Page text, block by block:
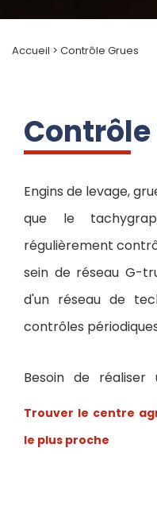
Accueil > Contrôle Grues
Contrôle
Engins de levage,
que le
régulièrement
sein de réseau G-
d'un réseau de
contrôles
Besoin de réaliser
Trouver le centre
le plus proche